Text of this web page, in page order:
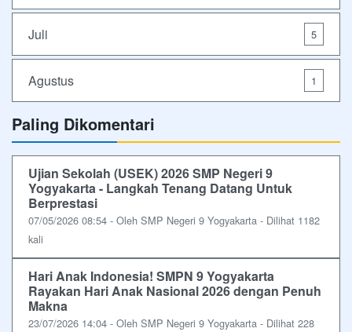
Juli 5
Agustus 1
Paling Dikomentari
Ujian Sekolah (USEK) 2026 SMP Negeri 9
Yogyakarta - Langkah Tenang Datang Untuk
Berprestasi
07/05/2026 08:54 - Oleh SMP Negeri 9 Yogyakarta - Dilihat 1182
kali
Hari Anak Indonesia! SMPN 9 Yogyakarta
Rayakan Hari Anak Nasional 2026 dengan Penuh
Makna
23/07/2026 14:04 - Oleh SMP Negeri 9 Yogyakarta - Dilihat 228